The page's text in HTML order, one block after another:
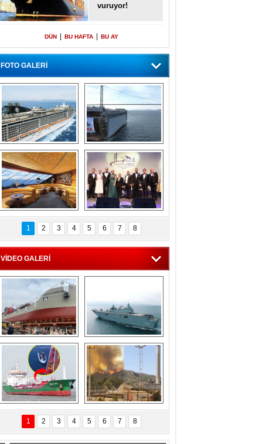
vuruyor!
DÜN BU HAFTA BU AY
FOTO GALERİ
“Gemi içinde gemi”
konsepti ile MSC
Splendida
Dünyada tek!
Denizaltı yüzer
havuzu intikal
seyrine başladı
MSC'den 55 milyon
euroluk turizm geliri
müjdesi
5. Bosphorus Ship
Brokers Dinner,
İstanbul’da yapıldı
1 2 3 4 5 6 7 8
VİDEO GALERİ
Çeksan Tersanesi,
Başaran Bayrak
tankerini suya
indirdi
TCG Anadolu,
tersane teknik
seyrini tamamladı
Göçmenlerin
imdadına Türk
sahipli MINA DENIZ
yetişti
Milas’taki yangın
yeniden termik
santrallere doğru
ilerliyor
1 2 3 4 5 6 7 8